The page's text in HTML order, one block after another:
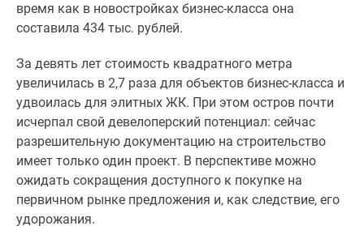
более
Готовые
новостройки
комнатные
Военная
ипотека
Покупателю
Петербурга
Видеообзор
время как в новостройках бизнес-класса она
составила 434 тыс. рублей.
За девять лет стоимость квадратного метра
увеличилась в 2,7 раза для объектов бизнес-класса и
удвоилась для элитных ЖК. При этом остров почти
исчерпал свой девелоперский потенциал: сейчас
разрешительную документацию на строительство
имеет только один проект. В перспективе можно
ожидать сокращения доступного к покупке на
первичном рынке предложения и, как следствие, его
удорожания.